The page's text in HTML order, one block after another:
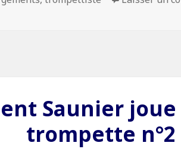
Saunier
trompette n°2